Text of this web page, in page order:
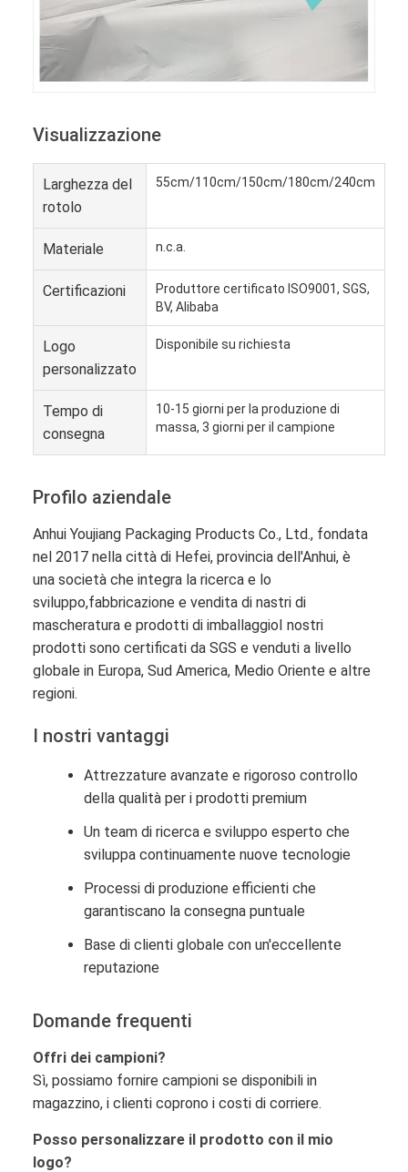
Visualizzazione
Larghezza del
rotolo
55cm/110cm/150cm/180cm/240cm
Materiale n.c.a.
Certificazioni
Produttore certificato ISO9001, SGS,
BV, Alibaba
Logo
personalizzato
Disponibile su richiesta
Tempo di
consegna
10-15 giorni per la produzione di
massa, 3 giorni per il campione
Profilo aziendale
Anhui Youjiang Packaging Products Co., Ltd., fondata
nel 2017 nella città di Hefei, provincia dell'Anhui, è
una società che integra la ricerca e lo
sviluppo,fabbricazione e vendita di nastri di
mascheratura e prodotti di imballaggioI nostri
prodotti sono certificati da SGS e venduti a livello
globale in Europa, Sud America, Medio Oriente e altre
regioni.
I nostri vantaggi
Attrezzature avanzate e rigoroso controllo
della qualità per i prodotti premium
Un team di ricerca e sviluppo esperto che
sviluppa continuamente nuove tecnologie
Processi di produzione efficienti che
garantiscano la consegna puntuale
Base di clienti globale con un'eccellente
reputazione
Domande frequenti
Offri dei campioni?
Sì, possiamo fornire campioni se disponibili in
magazzino, i clienti coprono i costi di corriere.
Posso personalizzare il prodotto con il mio
logo?